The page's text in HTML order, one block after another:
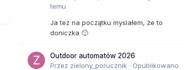
temu
Ja tez na początku myslałem, że to
doniczka 🙂
Outdoor automatów 2026
Przez zielony_porucznik · Opublikowano